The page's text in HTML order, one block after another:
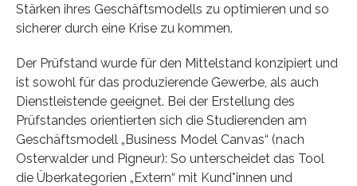
Stärken ihres Geschäftsmodells zu optimieren und so
sicherer durch eine Krise zu kommen.
Der Prüfstand wurde für den Mittelstand konzipiert und
ist sowohl für das produzierende Gewerbe, als auch
Dienstleistende geeignet. Bei der Erstellung des
Prüfstandes orientierten sich die Studierenden am
Geschäftsmodell „Business Model Canvas“ (nach
Osterwalder und Pigneur): So unterscheidet das Tool
die Überkategorien „Extern“ mit Kund*innen und